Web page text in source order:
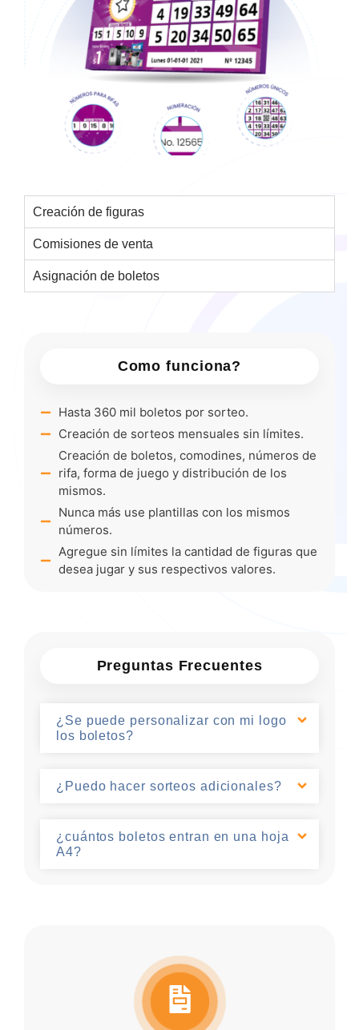
Como funciona?
Hasta 360 mil boletos por sorteo.
Creación de sorteos mensuales sin límites.
Creación de boletos, comodines, números de
rifa, forma de juego y distribución de los
mismos.
Nunca más use plantillas con los mismos
números.
Agregue sin límites la cantidad de figuras que
desea jugar y sus respectivos valores.
Preguntas Frecuentes
¿Se puede personalizar con mi logo
los boletos?
¿Puedo hacer sorteos adicionales?
¿cuántos boletos entran en una hoja
A4?
Creación de figuras
Comisiones de venta
Asignación de boletos